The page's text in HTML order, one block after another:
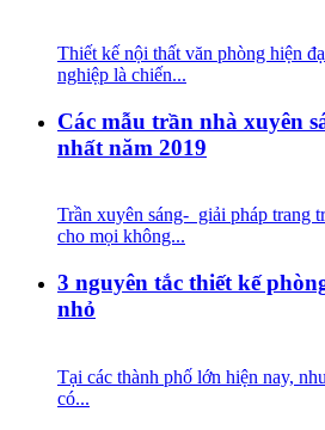
Thiết kế nội thất văn phòng hiện
nghiệp là chiến...
Các mẫu trần nhà xuyên
nhất năm 2019
Trần xuyên sáng- giải pháp trang
cho mọi không...
3 nguyên tắc thiết kế
nhỏ
Tại các thành phố lớn hiện nay,
có...